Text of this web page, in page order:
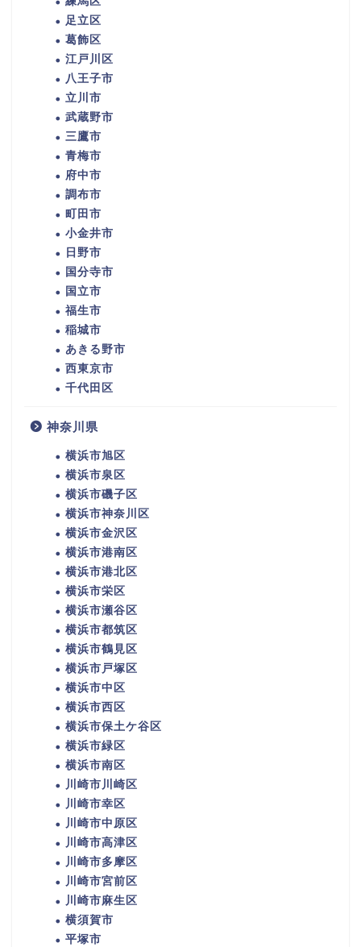
足立区
葛飾区
江戸川区
八王子市
立川市
武蔵野市
三鷹市
青梅市
府中市
調布市
町田市
小金井市
日野市
国分寺市
国立市
福生市
稲城市
あきる野市
西東京市
千代田区
神奈川県
横浜市旭区
横浜市泉区
横浜市磯子区
横浜市神奈川区
横浜市金沢区
横浜市港南区
横浜市港北区
横浜市栄区
横浜市瀬谷区
横浜市都筑区
横浜市鶴見区
横浜市戸塚区
横浜市中区
横浜市西区
横浜市保土ケ谷区
横浜市緑区
横浜市南区
川崎市川崎区
川崎市幸区
川崎市中原区
川崎市高津区
川崎市多摩区
川崎市宮前区
川崎市麻生区
横須賀市
平塚市